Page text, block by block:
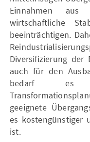
Einnahmen aus
wirtschaftliche
beeinträchtigen.
Diversifizierung der
auch für den
bedarf es
geeignete
es kostengünstiger
ist.